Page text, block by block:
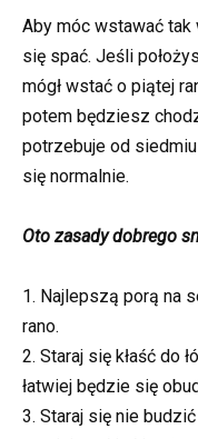
Aby móc wstawać tak
się spać. Jeśli
mógł wstać o piątej
potem będziesz
potrzebuje od
się normalnie.
Oto zasady dobrego
1. Najlepszą porą na
rano.
2. Staraj się kłaść do
łatwiej będzie się
3. Staraj się nie